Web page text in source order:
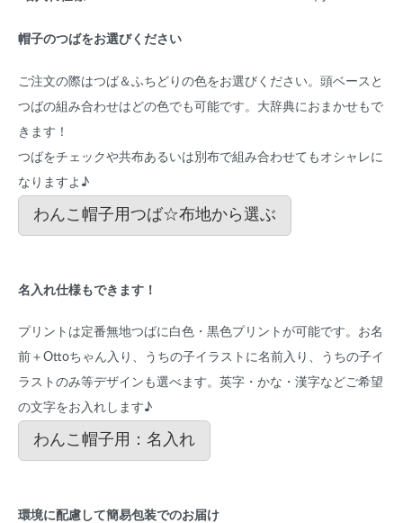
帽子のつばをお選びください
ご注文の際はつば＆ふちどりの色をお選びください。頭ベースと
つばの組み合わせはどの色でも可能です。大辞典におまかせもで
きます！
つばをチェックや共布あるいは別布で組み合わせてもオシャレに
なりますよ♪
わんこ帽子用つば☆布地から選ぶ
名入れ仕様もできます！
プリントは定番無地つばに白色・黒色プリントが可能です。お名
前＋Ottoちゃん入り、うちの子イラストに名前入り、うちの子イ
ラストのみ等デザインも選べます。英字・かな・漢字などご希望
の文字をお入れします♪
わんこ帽子用：名入れ
環境に配慮して簡易包装でのお届け